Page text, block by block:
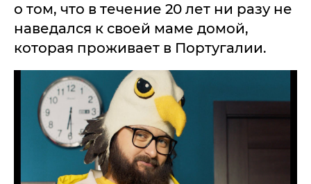
о том, что в течение 20 лет ни разу не
наведался к своей маме домой,
которая проживает в Португалии.